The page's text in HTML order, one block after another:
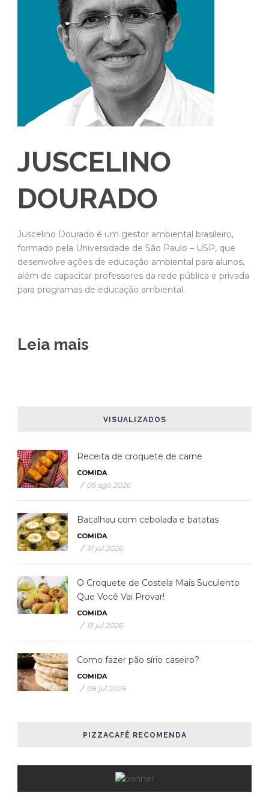
JUSCELINO
DOURADO
Juscelino Dourado é um gestor ambiental brasileiro,
formado pela Universidade de São Paulo – USP, que
desenvolve ações de educação ambiental para alunos,
além de capacitar professores da rede pública e privada
para programas de educação ambiental.
Leia mais
VISUALIZADOS
Receita de croquete de carne
COMIDA
/ 05 ago 2026
Bacalhau com cebolada e batatas
COMIDA
/ 31 jul 2026
O Croquete de Costela Mais Suculento
Que Você Vai Provar!
COMIDA
/ 13 jul 2026
Como fazer pão sírio caseiro?
COMIDA
/ 08 jul 2026
PIZZACAFÉ RECOMENDA